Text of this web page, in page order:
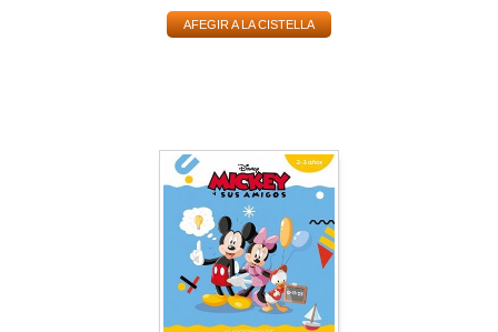
AFEGIR A LA CISTELLA